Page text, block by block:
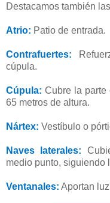
Destacamos también
Atrio: Patio de entrada.
Contrafuertes:
cúpula.
Cúpula: Cubre la parte
65 metros de altura.
Nártex: Vestíbulo o
Naves laterales:
medio punto, siguiendo
Ventanales: Aportan